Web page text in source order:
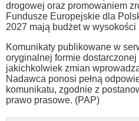
drogowej oraz promowaniem
Fundusze Europejskie dla
2027 mają budżet w wysokości
Komunikaty publikowane w
oryginalnej formie
jakichkolwiek zmian
Nadawca ponosi pełną
komunikatu, zgodnie z
prawo prasowe. (PAP)